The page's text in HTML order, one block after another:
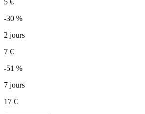
5 €
-30 %
2 jours
7 €
-51 %
7 jours
17 €